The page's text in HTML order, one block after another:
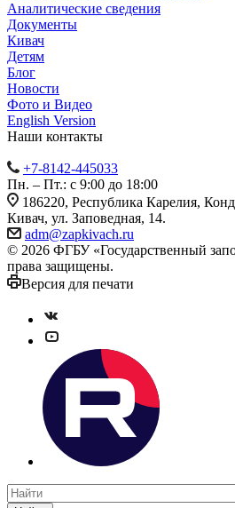
Аналитические сведения
Документы
Кивач
Детям
Блог
Новости
Фото и Видео
English Version
Наши контакты
+7-8142-445033
Пн. – Пт.: с 9:00 до 18:00
186220, Республика Карелия,
Кивач, ул. Заповедная, 14.
adm@zapkivach.ru
© 2026 ФГБУ «Государственный
права защищены.
Версия для печати